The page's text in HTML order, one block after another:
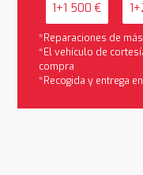
1+1 500 €
*Reparaciones de
*El vehículo de
compra
*Recogida y entrega